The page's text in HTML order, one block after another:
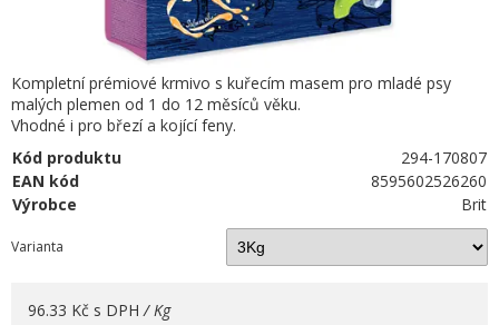
Kompletní prémiové krmivo s kuřecím masem pro mladé psy
malých plemen od 1 do 12 měsíců věku.
Vhodné i pro březí a kojící feny.
Kód produktu
294-170807
EAN kód
8595602526260
Výrobce
Brit
Varianta
96.33 Kč s DPH / Kg